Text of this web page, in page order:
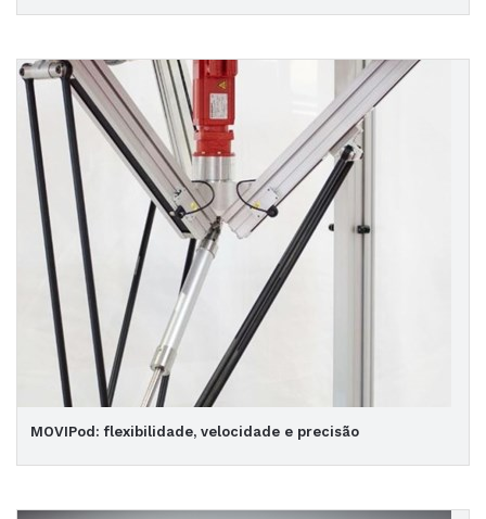
MOVIPod: flexibilidade, velocidade e precisão